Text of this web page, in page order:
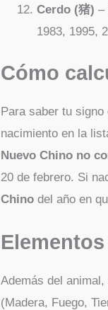
Cerdo (猪) –
1983, 1995,
Cómo
Para saber tu
nacimiento en la
Nuevo Chino no
20 de febrero. Si
Chino del año en
Además del
(Madera, Fuego,